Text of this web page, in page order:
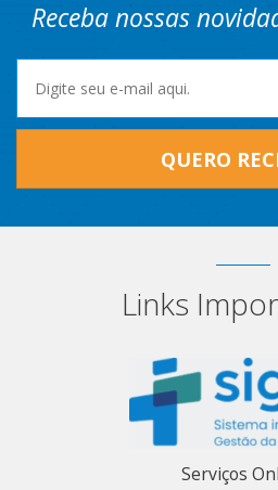
Receba nossas
QUERO
Links
Serviços